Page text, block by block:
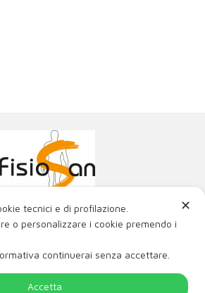
Fisiosan Srl
con i migliori ortopedici e fisiatri
e Friuli Venezia Giulia.
21, 34121 Trieste
2/c, 34015 Muggia (TS)
num. REA- TS - 115514 -
✕
tecnici e di profilazione.
o personalizzare i cookie premendo i
continuerai senza accettare.
Accetta